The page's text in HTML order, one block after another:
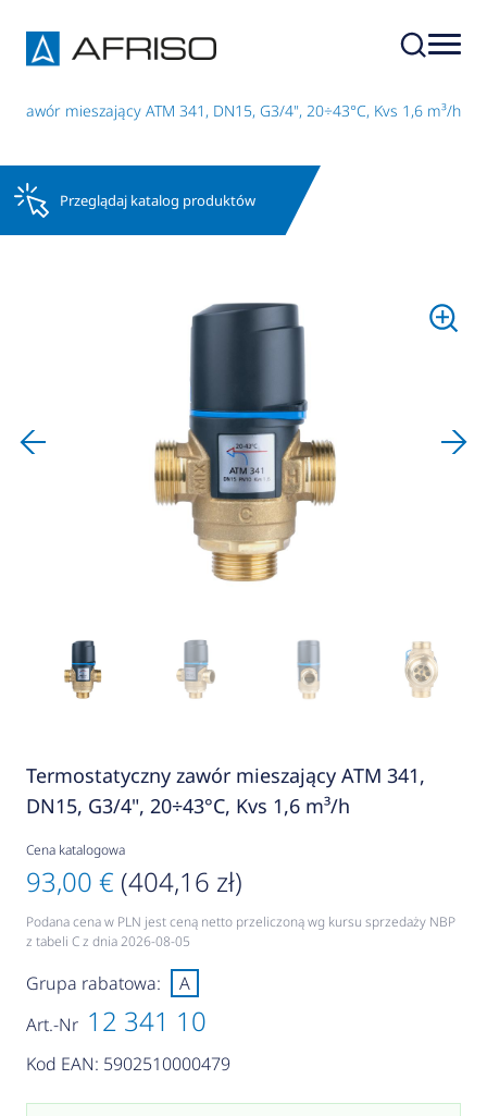
zawór mieszający ATM 341, DN15, G3/4", 20÷43°C, Kvs 1,6 m³/h
Przeglądaj katalog produktów
Termostatyczny zawór mieszający ATM 341,
DN15, G3/4", 20÷43°C, Kvs 1,6 m³/h
Cena katalogowa
93,00 € (404,16 zł)
Podana cena w PLN jest ceną netto przeliczoną wg kursu sprzedaży NBP
z tabeli C z dnia 2026-08-05
Art.-Nr 12 341 10
Kod EAN: 5902510000479
Grupa rabatowa: A